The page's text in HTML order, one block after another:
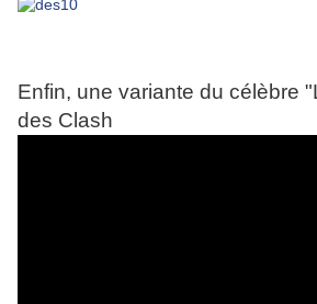
Enfin, une variante du célèbre
des Clash